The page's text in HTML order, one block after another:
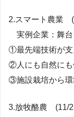
2.スマート農業
実例企業：舞台
①最先端技術が支
②人にも自然にも
③施設栽培から環
3.放牧酪農 (11/2